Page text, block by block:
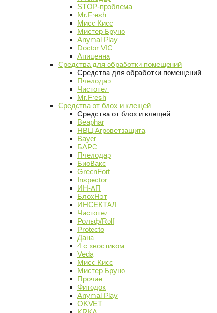
STOP-проблема
Mr.Fresh
Мисс Кисс
Мистер Бруно
Anymal Play
Doctor VIC
Апиценна
Средства для обработки помещений
Средства для обработки помещений
Пчелодар
Чистотел
Mr.Fresh
Средства от блох и клещей
Средства от блох и клещей
Beaphar
НВЦ Агроветзащита
Bayer
БАРС
Пчелодар
БиоВакс
GreenFort
Inspector
ИН-АП
БлохНэт
ИНСЕКТАЛ
Чистотел
Рольф/Rolf
Protecto
Дана
4 с хвостиком
Veda
Мисс Кисс
Мистер Бруно
Прочие
Фитодок
Anymal Play
OKVET